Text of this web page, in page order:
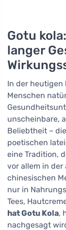
Gotu
langer
In der heutigen
Menschen
unscheinbare,
Beliebtheit –
poetischen
eine Tradition,
vor allem in
chinesischen
nur in
Tees,
hat Gotu Kola,
nachgesagt